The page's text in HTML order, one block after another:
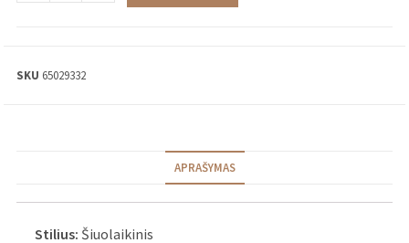
SKU 65029332
APRAŠYMAS
Stilius: Šiuolaikinis